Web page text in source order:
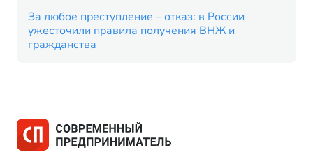
За любое преступление – отказ: в России
ужесточили правила получения ВНЖ и
гражданства